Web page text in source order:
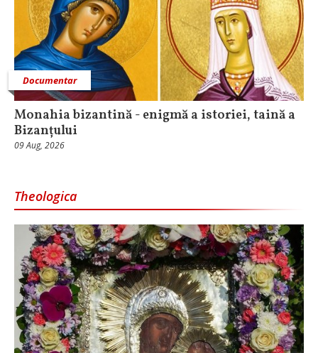
Documentar
Monahia bizantină - enigmă a istoriei, taină a
Bizanțului
09 Aug, 2026
Theologica